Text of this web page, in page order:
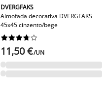
DVERGFAKS
Almofada decorativa DVERGFAKS
45x45 cinzento/bege






11,50 €/UN